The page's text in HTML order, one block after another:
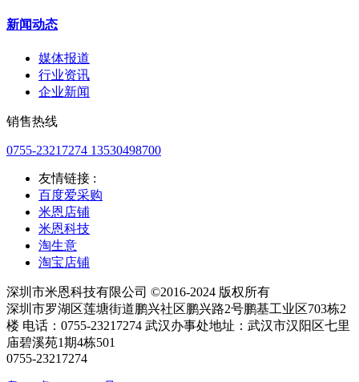
新闻动态
媒体报道
行业资讯
企业新闻
销售热线
0755-23217274 13530498700
友情链接 :
百度爱采购
米恩店铺
米恩科技
淘生意
淘宝店铺
深圳市米恩科技有限公司 ©2016-2024 版权所有
深圳市罗湖区莲塘街道鹏兴社区鹏兴路2号鹏基工业区703栋2
楼 电话：0755-23217274 武汉办事处地址：武汉市汉阳区七里
庙碧溪苑1期4栋501
0755-23217274